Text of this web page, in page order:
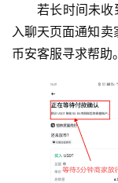
若长时间未收
入聊天页面通知
币安客服寻求帮助。